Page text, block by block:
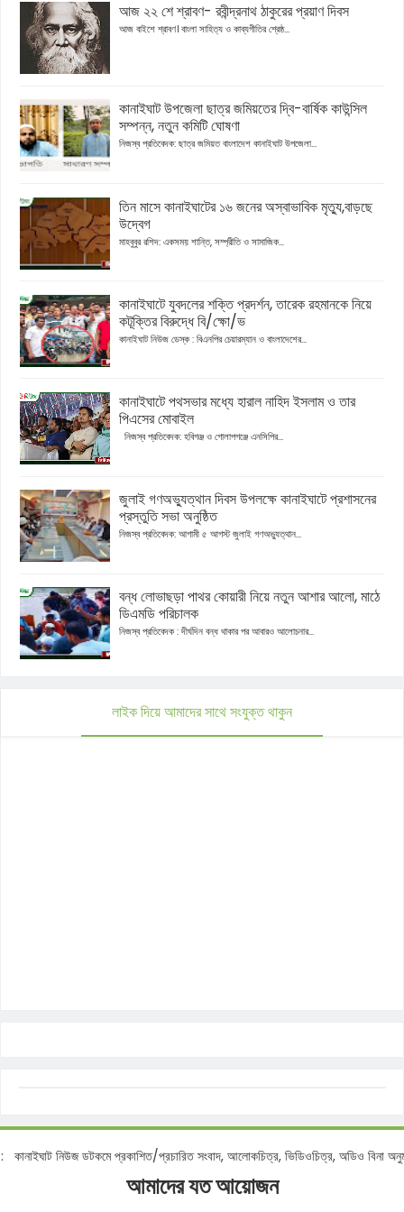
আজ ২২ শে শ্রাবণ- রবীন্দ্রনাথ ঠাকুরের প্রয়াণ দিবস
আজ বাইশে শ্রাবণ। বাংলা সাহিত্য ও কাব্যগীতির শ্রেষ্ঠ...
কানাইঘাট উপজেলা ছাত্র জমিয়তের দ্বি-বার্ষিক কাউন্সিল
সম্পন্ন, নতুন কমিটি ঘোষণা
নিজস্ব প্রতিবেদক: ছাত্র জমিয়ত বাংলাদেশ কানাইঘাট উপজেলা...
তিন মাসে কানাইঘাটের ১৬ জনের অস্বাভাবিক মৃত্যু,বাড়ছে
উদ্বেগ
মাহবুবুর রশিদ: একসময় শান্তি, সম্প্রীতি ও সামাজিক...
কানাইঘাটে যুবদলের শক্তি প্রদর্শন, তারেক রহমানকে নিয়ে
কটূক্তির বিরুদ্ধে বি/ক্ষো/ভ
কানাইঘাট নিউজ ডেস্ক : বিএনপির চেয়ারম্যান ও বাংলাদেশের...
কানাইঘাটে পথসভার মধ্যে হারাল নাহিদ ইসলাম ও তার
পিএসের মোবাইল
নিজস্ব প্রতিবেদক: হবিগঞ্জ ও গোলাপগঞ্জে এনসিপির...
জুলাই গণঅভ্যুত্থান দিবস উপলক্ষে কানাইঘাটে প্রশাসনের
প্রস্তুতি সভা অনুষ্ঠিত
নিজস্ব প্রতিবেদক: আগামী ৫ আগস্ট জুলাই গণঅভ্যুত্থান...
বন্ধ লোভাছড়া পাথর কোয়ারী নিয়ে নতুন আশার আলো, মাঠে
ডিএমডি পরিচালক
নিজস্ব প্রতিবেদক : দীর্ঘদিন বন্ধ থাকার পর আবারও আলোচনার...
লাইক দিয়ে আমাদের সাথে সংযুক্ত থাকুন
:কানাইঘাট নিউজ ডটকমে প্রকাশিত/প্রচারিত সংবাদ, আলোকচিত্র, ভিডিওচিত্র, অডিও
আমাদের যত আয়োজন